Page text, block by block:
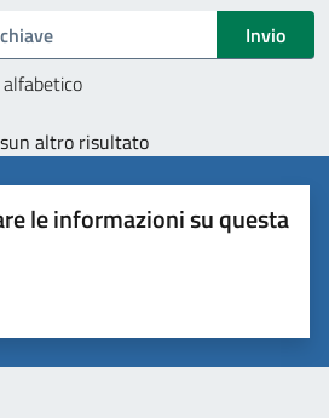
Invio
altro risultato
le informazioni su questa
5 stelle su 5
su 5
su 5